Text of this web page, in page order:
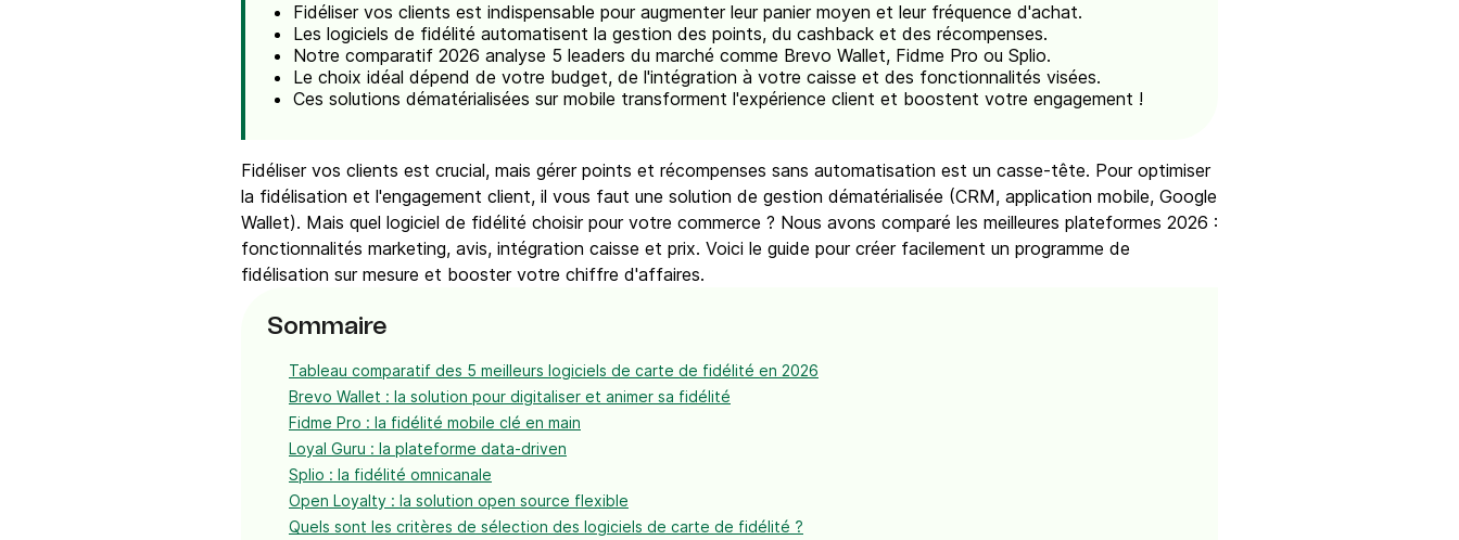
Fidéliser vos clients est indispensable pour augmenter leur panier moyen et leur fréquence d'achat.
Les logiciels de fidélité automatisent la gestion des points, du cashback et des récompenses.
Notre comparatif 2026 analyse 5 leaders du marché comme Brevo Wallet, Fidme Pro ou Splio.
Le choix idéal dépend de votre budget, de l'intégration à votre caisse et des fonctionnalités visées.
Ces solutions dématérialisées sur mobile transforment l'expérience client et boostent votre engagement !
Fidéliser vos clients est crucial, mais gérer points et récompenses sans automatisation est un casse-tête. Pour optimiser
la fidélisation et l'engagement client, il vous faut une solution de gestion dématérialisée (CRM, application mobile, Google
Wallet). Mais quel logiciel de fidélité choisir pour votre commerce ? Nous avons comparé les meilleures plateformes 2026 :
fonctionnalités marketing, avis, intégration caisse et prix. Voici le guide pour créer facilement un programme de
fidélisation sur mesure et booster votre chiffre d'affaires.
Sommaire
Tableau comparatif des 5 meilleurs logiciels de carte de fidélité en 2026
Brevo Wallet : la solution pour digitaliser et animer sa fidélité
Fidme Pro : la fidélité mobile clé en main
Loyal Guru : la plateforme data-driven
Splio : la fidélité omnicanale
Open Loyalty : la solution open source flexible
Quels sont les critères de sélection des logiciels de carte de fidélité ?